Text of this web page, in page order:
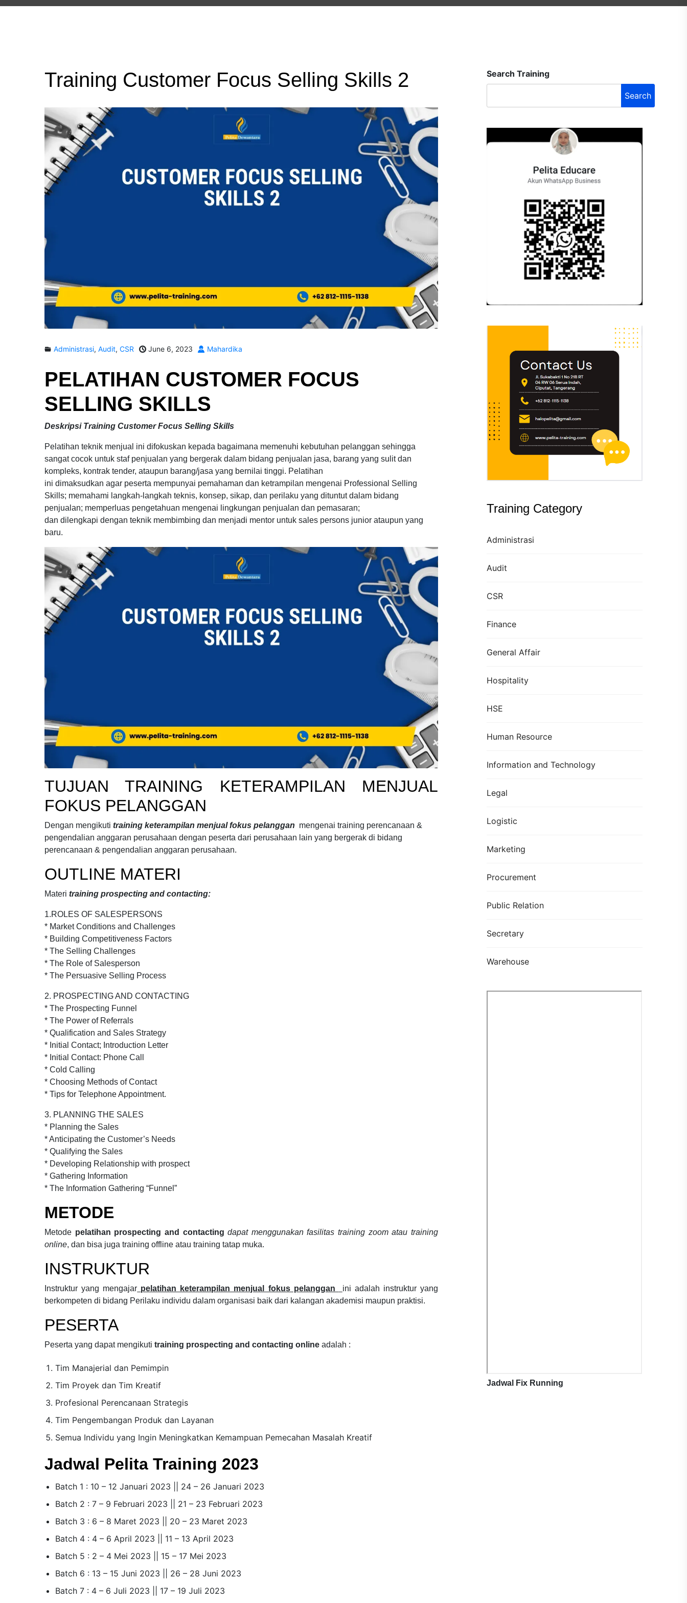
Search Training
Search
Training Category
Administrasi
Audit
CSR
Finance
General Affair
Hospitality
HSE
Human Resource
Information and Technology
Legal
Logistic
Marketing
Procurement
Public Relation
Secretary
Warehouse
Jadwal Fix Running
Training Customer Focus Selling Skills 2
Administrasi, Audit, CSR June 6, 2023 Mahardika
PELATIHAN CUSTOMER FOCUS
SELLING SKILLS
Deskripsi Training Customer Focus Selling Skills
Pelatihan teknik menjual ini difokuskan kepada bagaimana memenuhi kebutuhan pelanggan sehingga
sangat cocok untuk staf penjualan yang bergerak dalam bidang penjualan jasa, barang yang sulit dan
kompleks, kontrak tender, ataupun barang/jasa yang bernilai tinggi. Pelatihan
ini dimaksudkan agar peserta mempunyai pemahaman dan ketrampilan mengenai Professional Selling
Skills; memahami langkah-langkah teknis, konsep, sikap, dan perilaku yang dituntut dalam bidang
penjualan; memperluas pengetahuan mengenai lingkungan penjualan dan pemasaran;
dan dilengkapi dengan teknik membimbing dan menjadi mentor untuk sales persons junior ataupun yang
baru.
TUJUANTRAINING KETERAMPILAN MENJUAL
FOKUS PELANGGAN
Dengan mengikuti training keterampilan menjual fokus pelanggan mengenai training perencanaan &
pengendalian anggaran perusahaan dengan peserta dari perusahaan lain yang bergerak di bidang
perencanaan & pengendalian anggaran perusahaan.
OUTLINE MATERI
Materi training prospecting and contacting:
1.ROLES OF SALESPERSONS
* Market Conditions and Challenges
* Building Competitiveness Factors
* The Selling Challenges
* The Role of Salesperson
* The Persuasive Selling Process
2. PROSPECTING AND CONTACTING
* The Prospecting Funnel
* The Power of Referrals
* Qualification and Sales Strategy
* Initial Contact; Introduction Letter
* Initial Contact: Phone Call
* Cold Calling
* Choosing Methods of Contact
* Tips for Telephone Appointment.
3. PLANNING THE SALES
* Planning the Sales
* Anticipating the Customer’s Needs
* Qualifying the Sales
* Developing Relationship with prospect
* Gathering Information
* The Information Gathering “Funnel”
METODE
Metode pelatihan prospecting and contacting dapat menggunakan fasilitas training zoom atau training
online, dan bisa juga training offline atau training tatap muka.
INSTRUKTUR
Instruktur yang mengajar pelatihan keterampilan menjual fokus pelanggan
ini adalah instruktur yang
berkompeten di bidang Perilaku individu dalam organisasi baik dari kalangan akademisi maupun praktisi.
PESERTA
Peserta yang dapat mengikuti training prospecting and contacting online adalah :
Tim Manajerial dan Pemimpin
Tim Proyek dan Tim Kreatif
Profesional Perencanaan Strategis
Tim Pengembangan Produk dan Layanan
Semua Individu yang Ingin Meningkatkan Kemampuan Pemecahan Masalah Kreatif
Jadwal Pelita Training 2023
Batch 1 : 10 – 12 Januari 2023 || 24 – 26 Januari 2023
Batch 2 : 7 – 9 Februari 2023 || 21 – 23 Februari 2023
Batch 3 : 6 – 8 Maret 2023 || 20 – 23 Maret 2023
Batch 4 : 4 – 6 April 2023 || 11 – 13 April 2023
Batch 5 : 2 – 4 Mei 2023 || 15 – 17 Mei 2023
Batch 6 : 13 – 15 Juni 2023 || 26 – 28 Juni 2023
Batch 7 : 4 – 6 Juli 2023 || 17 – 19 Juli 2023